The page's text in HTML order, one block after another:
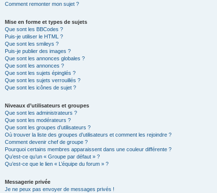
Comment remonter mon sujet ?
Mise en forme et types de sujets
Que sont les BBCodes ?
Puis-je utiliser le HTML ?
Que sont les smileys ?
Puis-je publier des images ?
Que sont les annonces globales ?
Que sont les annonces ?
Que sont les sujets épinglés ?
Que sont les sujets verrouillés ?
Que sont les icônes de sujet ?
Niveaux d’utilisateurs et groupes
Que sont les administrateurs ?
Que sont les modérateurs ?
Que sont les groupes d’utilisateurs ?
Où trouver la liste des groupes d’utilisateurs et comment les rejoindre ?
Comment devenir chef de groupe ?
Pourquoi certains membres apparaissent dans une couleur différente ?
Qu’est-ce qu’un « Groupe par défaut » ?
Qu’est-ce que le lien « L’équipe du forum » ?
Messagerie privée
Je ne peux pas envoyer de messages privés !